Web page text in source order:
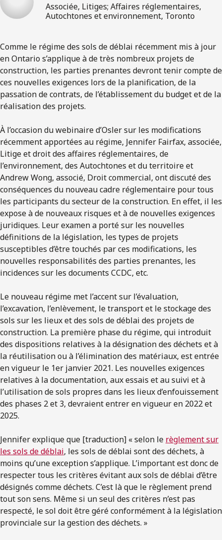
Associée, Litiges; Affaires réglementaires,
Autochtones et environnement, Toronto
Comme le régime des sols de déblai récemment mis à jour
en Ontario s’applique à de très nombreux projets de
construction, les parties prenantes devront tenir compte de
ces nouvelles exigences lors de la planification, de la
passation de contrats, de l’établissement du budget et de la
réalisation des projets.
À l’occasion du webinaire d’Osler sur les modifications
récemment apportées au régime, Jennifer Fairfax, associée,
Litige et droit des affaires réglementaires, de
l’environnement, des Autochtones et du territoire et
Andrew Wong, associé, Droit commercial, ont discuté des
conséquences du nouveau cadre réglementaire pour tous
les participants du secteur de la construction. En effet, il les
expose à de nouveaux risques et à de nouvelles exigences
juridiques. Leur examen a porté sur les nouvelles
définitions de la législation, les types de projets
susceptibles d’être touchés par ces modifications, les
nouvelles responsabilités des parties prenantes, les
incidences sur les documents CCDC, etc.
Le nouveau régime met l’accent sur l’évaluation,
l’excavation, l’enlèvement, le transport et le stockage des
sols sur les lieux et des sols de déblai des projets de
construction. La première phase du régime, qui introduit
des dispositions relatives à la désignation des déchets et à
la réutilisation ou à l’élimination des matériaux, est entrée
en vigueur le 1er janvier 2021. Les nouvelles exigences
relatives à la documentation, aux essais et au suivi et à
l’utilisation de sols propres dans les lieux d’enfouissement
des phases 2 et 3, devraient entrer en vigueur en 2022 et
2025.
Jennifer explique que [traduction] « selon le règlement sur
les sols de déblai, les sols de déblai sont des déchets, à
moins qu’une exception s’applique. L’important est donc de
respecter tous les critères évitant aux sols de déblai d’être
désignés comme déchets. C’est là que le règlement prend
tout son sens. Même si un seul des critères n’est pas
respecté, le sol doit être géré conformément à la législation
provinciale sur la gestion des déchets. »